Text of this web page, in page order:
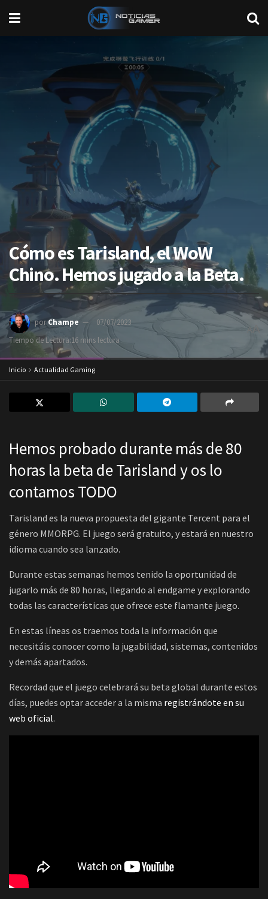
Cómo es Tarisland, el WoW
Chino. Hemos jugado a la Beta.
porChampe
07/07/2023
Tiempo de Lectura:16 mins lectura
A A
Inicio Actualidad Gaming
Hemos probado durante más de 80
horas la beta de Tarisland y os lo
contamos TODO
Tarisland es la nueva propuesta del gigante Tercent para el
género MMORPG. El juego será gratuito, y estará en nuestro
idioma cuando sea lanzado.
Durante estas semanas hemos tenido la oportunidad de
jugarlo más de 80 horas, llegando al endgame y explorando
todas las características que ofrece este flamante juego.
En estas líneas os traemos toda la información que
necesitáis conocer como la jugabilidad, sistemas, contenidos
y demás apartados.
Recordad que el juego celebrará su beta global durante estos
días, puedes optar acceder a la misma registrándote en su
web oficial.